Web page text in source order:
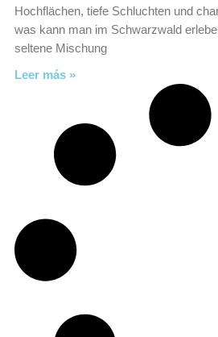
Hochflächen, tiefe Schluchten und
was kann man im Schwarzwald
seltene Mischung
Leer más »